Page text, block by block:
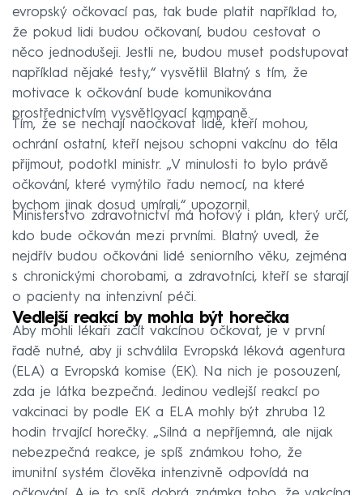
evropský očkovací pas, tak bude platit například to,
že pokud lidi budou očkovaní, budou cestovat o
něco jednodušeji. Jestli ne, budou muset podstupovat
například nějaké testy,“ vysvětlil Blatný s tím, že
motivace k očkování bude komunikována
prostřednictvím vysvětlovací kampaně.
Tím, že se nechají naočkovat lidé, kteří mohou,
ochrání ostatní, kteří nejsou schopni vakcínu do těla
přijmout, podotkl ministr. „V minulosti to bylo právě
očkování, které vymýtilo řadu nemocí, na které
bychom jinak dosud umírali,“ upozornil.
Ministerstvo zdravotnictví má hotový i plán, který určí,
kdo bude očkován mezi prvními. Blatný uvedl, že
nejdřív budou očkováni lidé seniorního věku, zejména
s chronickými chorobami, a zdravotníci, kteří se starají
o pacienty na intenzivní péči.
Vedlejší reakcí by mohla být horečka
Aby mohli lékaři začít vakcínou očkovat, je v první
řadě nutné, aby ji schválila Evropská léková agentura
(ELA) a Evropská komise (EK). Na nich je posouzení,
zda je látka bezpečná. Jedinou vedlejší reakcí po
vakcinaci by podle EK a ELA mohly být zhruba 12
hodin trvající horečky. „Silná a nepříjemná, ale nijak
nebezpečná reakce, je spíš známkou toho, že
imunitní systém člověka intenzivně odpovídá na